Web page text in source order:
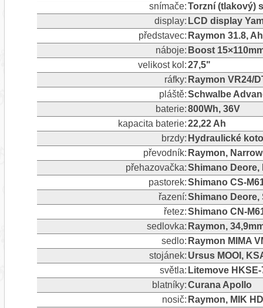
snímače:Torzní (tlakový)
display: LCD display
představec: Raymon 31.8,
náboje: Boost
velikost kol:27,5"
ráfky: Raymon VR24/
pláště:Schwalbe
baterie:800Wh, 36V
kapacita baterie:22,22 Ah
brzdy: Hydraulické
převodník: Raymon,
přehazovačka:Shimano Deore,
pastorek:Shimano CS-
řazení:Shimano Deore,
řetez:Shimano CN-
sedlovka: Raymon,
sedlo: Raymon MIMA
stojánek: Ursus MOOI,
světla: Litemove
blatníky:Curana Apollo
nosič: Raymon, MIK